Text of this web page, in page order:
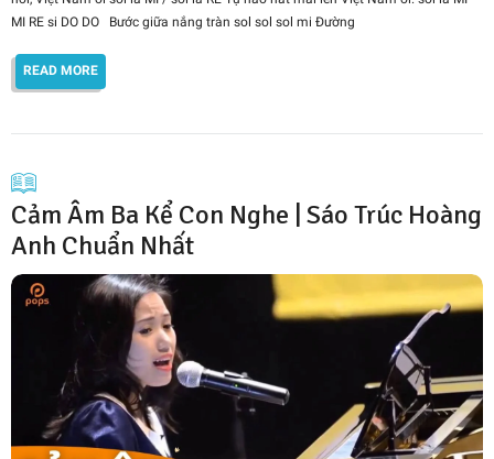
MI RE si DO DO Bước giữa nắng tràn sol sol sol mi Đường
READ MORE
Cảm Âm Ba Kể Con Nghe | Sáo Trúc Hoàng
Anh Chuẩn Nhất